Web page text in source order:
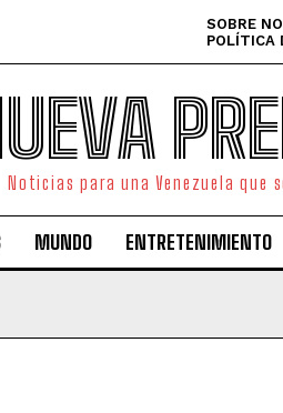
SOBRE
POLÍTICA
Noticias para una Venezuela que
MUNDO ENTRETENIMIENTO